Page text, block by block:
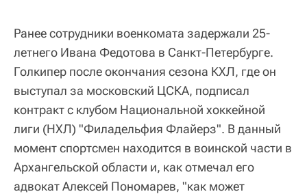
Ранее сотрудники военкомата задержали 25-
летнего Ивана Федотова в Санкт-Петербурге.
Голкипер после окончания сезона КХЛ, где он
выступал за московский ЦСКА, подписал
контракт с клубом Национальной хоккейной
лиги (НХЛ) "Филадельфия Флайерз". В данный
момент спортсмен находится в воинской части в
Архангельской области и, как отмечал его
адвокат Алексей Пономарев, "как может